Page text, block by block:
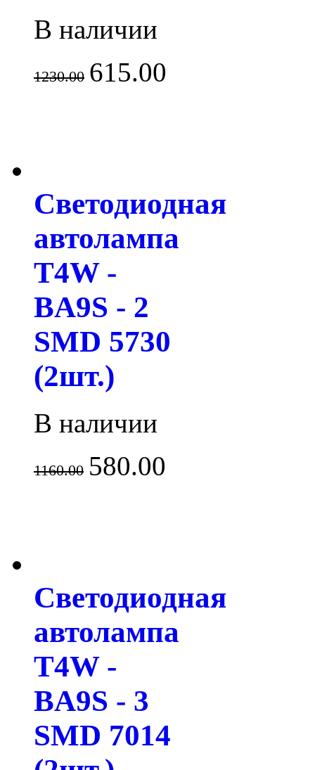
В наличии
1230.00 615.00
Светодиодная
автолампа
T4W -
BA9S - 2
SMD 5730
(2шт.)
В наличии
1160.00 580.00
Светодиодная
автолампа
T4W -
BA9S - 3
SMD 7014